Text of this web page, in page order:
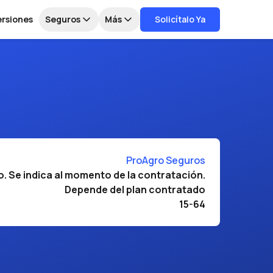
Seguros Más Solicítalo Ya
ProAgro Seguros
Se indica al momento de la contratación.
Depende del plan contratado
15-64